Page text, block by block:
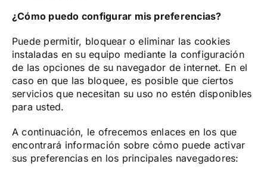
¿Cómo puedo configurar mis preferencias?
Puede permitir, bloquear o eliminar las cookies
instaladas en su equipo mediante la configuración
de las opciones de su navegador de internet. En el
caso en que las bloquee, es posible que ciertos
servicios que necesitan su uso no estén disponibles
para usted.
A continuación, le ofrecemos enlaces en los que
encontrará información sobre cómo puede activar
sus preferencias en los principales navegadores: